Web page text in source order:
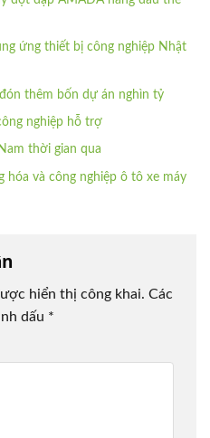
ứng thiết bị công nghiệp Nhật
thêm bốn dự án nghìn tỷ
nghiệp hỗ trợ
thời gian qua
hóa và công nghiệp ô tô xe máy
hiển thị công khai. Các
dấu *